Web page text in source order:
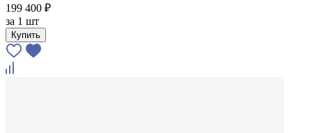
199 400 ₽
за 1 шт
Купить